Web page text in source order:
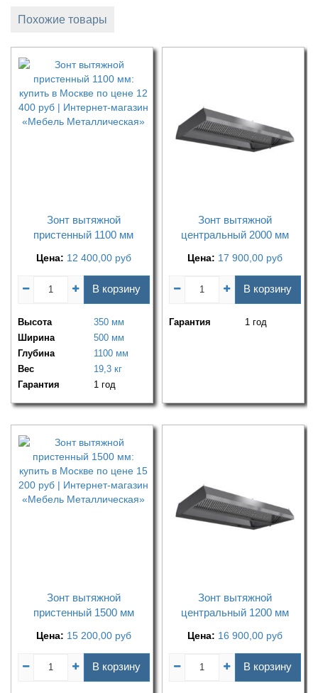
Похожие товары
Зонт вытяжной
пристенный 1100 мм
Цена: 12 400,00 руб
В корзину
Высота
350 мм
Ширина
500 мм
Глубина
1100 мм
Вес
19,3 кг
Гарантия
1 год
Зонт вытяжной
центральный 2000 мм
Цена: 17 900,00 руб
В корзину
Гарантия 1 год
Зонт вытяжной
пристенный 1500 мм
Цена: 15 200,00 руб
В корзину
Зонт вытяжной
центральный 1200 мм
Цена: 16 900,00 руб
В корзину